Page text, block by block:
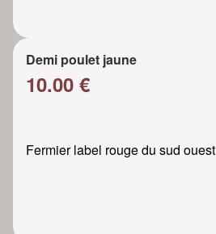
Demi poulet jaune
10.00 €
Fermier label rouge du sud ouest